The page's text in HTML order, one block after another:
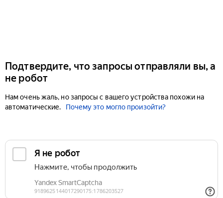
Подтвердите, что запросы отправляли вы, а
не робот
Нам очень жаль, но запросы с вашего устройства похожи на
автоматические.
Почему это могло произойти?